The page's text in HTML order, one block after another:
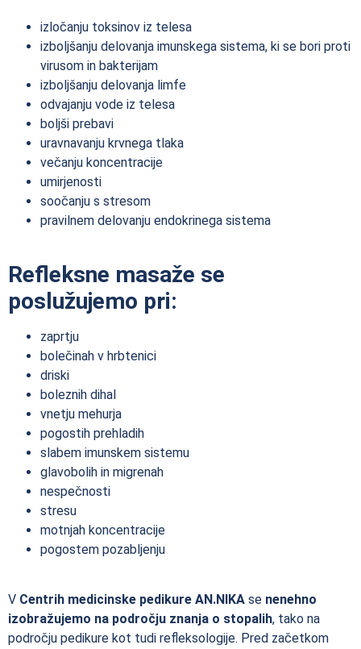
izločanju toksinov iz telesa
izboljšanju delovanja imunskega sistema, ki se bori proti
virusom in bakterijam
izboljšanju delovanja limfe
odvajanju vode iz telesa
boljši prebavi
uravnavanju krvnega tlaka
večanju koncentracije
umirjenosti
soočanju s stresom
pravilnem delovanju endokrinega sistema
Refleksne masaže se
poslužujemo pri:
zaprtju
bolečinah v hrbtenici
driski
boleznih dihal
vnetju mehurja
pogostih prehladih
slabem imunskem sistemu
glavobolih in migrenah
nespečnosti
stresu
motnjah koncentracije
pogostem pozabljenju
V Centrih medicinske pedikure AN.NIKA se nenehno
izobražujemo na področju znanja o stopalih, tako na
področju pedikure kot tudi refleksologije. Pred začetkom